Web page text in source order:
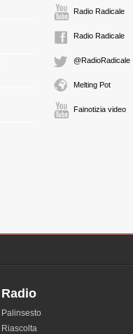
Radio Radicale
Radio Radicale
@RadioRadicale
Melting Pot
Fainotizia video
Radio
Palinsesto
Riascolta